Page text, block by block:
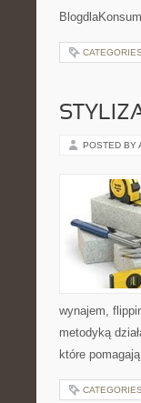
POSTED BY
wynajem,
metodyką
które